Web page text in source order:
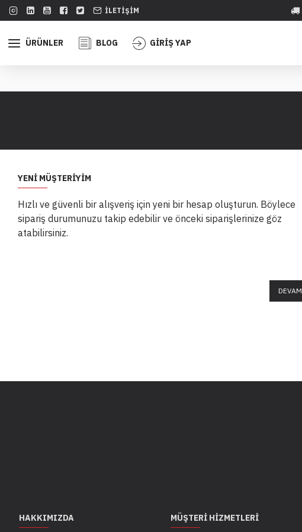
İLETIŞIM
ÜRÜNLER BLOG GİRİŞ YAP
YENI MÜŞTERIYIM
Hızlı ve güvenli bir alışveriş için yeni bir hesap oluşturun. Böylece
sipariş durumunuzu takip edebilir ve önceki siparişlerinize göz
atabilirsiniz.
DEVAM
HAKKIMIZDA MÜŞTERI HIZMETLERI